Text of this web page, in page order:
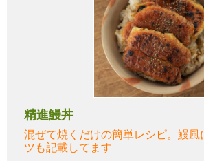
精進鰻丼
混ぜて焼くだけの簡単レシピ。鰻風
ツも記載してます